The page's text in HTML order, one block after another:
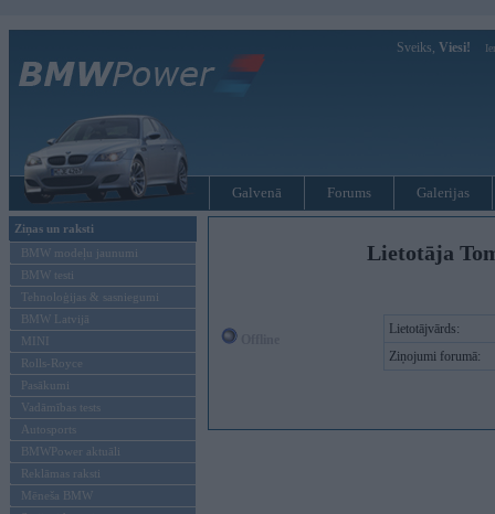
Sveiks, Viesi!
Galvenā Forums Galerijas
Ziņas un raksti
BMW modeļu jaunumi
BMW testi
Tehnoloģijas & sasniegumi
BMW Latvijā
MINI
Rolls-Royce
Pasākumi
Vadāmības tests
Autosports
BMWPower aktuāli
Reklāmas raksti
Mēneša BMW
Lietotāja
Lietotājvārds:
Ziņojumi forumā: